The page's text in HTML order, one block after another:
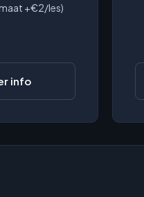
+€2/les)
info